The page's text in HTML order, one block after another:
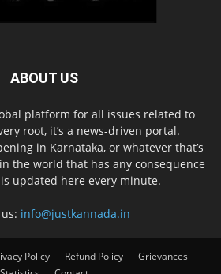
ABOUT US
platform for all issues related to
root, it’s a news-driven portal.
in Karnataka, or whatever that’s
the world that has any consequence
updated here every minute.
info@justkannada.in
Policy Refund Policy
Grievances